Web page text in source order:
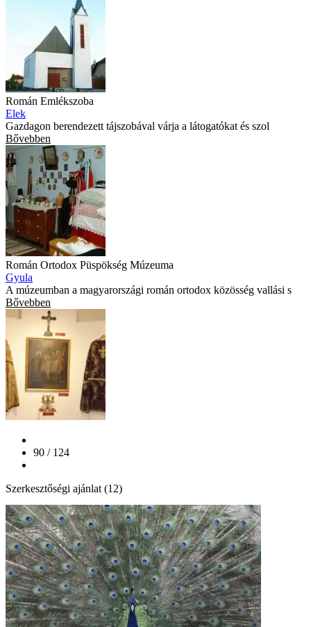
Román Emlékszoba
Elek
Gazdagon berendezett tájszobával várja a látogatókat és szol
Bővebben
Román Ortodox Püspökség Múzeuma
Gyula
A múzeumban a magyarországi román ortodox közösség vallási s
Bővebben
90 / 124
Szerkesztőségi ajánlat (12)